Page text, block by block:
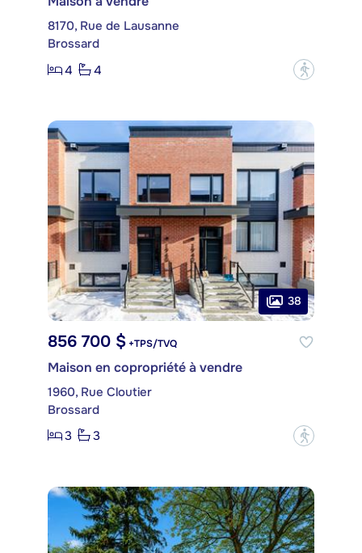
8170, Rue de Lausanne
Brossard
4
4 ?
38
856 700 $ +TPS/TVQ
Maison en copropriété à vendre
1960, Rue Cloutier
Brossard
3
3 ?